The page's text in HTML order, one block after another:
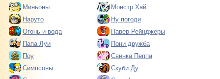
Миньоны
Монстр Хай
Наруто
Ну погоди
Огонь и вода
Павер Рейнджеры
Папа Луи
Пони дружба
Поу
Свинка Пеппа
Симпсоны
Скуби Ду